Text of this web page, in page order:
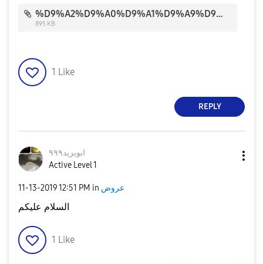
%D9%A2%D9%A0%D9%A1%D9%A9%D9%A1%D9%A0%D9%A3%D9%A0_%D9%A1%D9%A1%D9%A4%D9%A1%D9%A4%D9%A8_1.gif
895 KB
1 Like
REPLY
ابويزيد٩٩٩
Active Level 1
‎11-13-201912:51 PM in عروض
السلام عليكم
1 Like